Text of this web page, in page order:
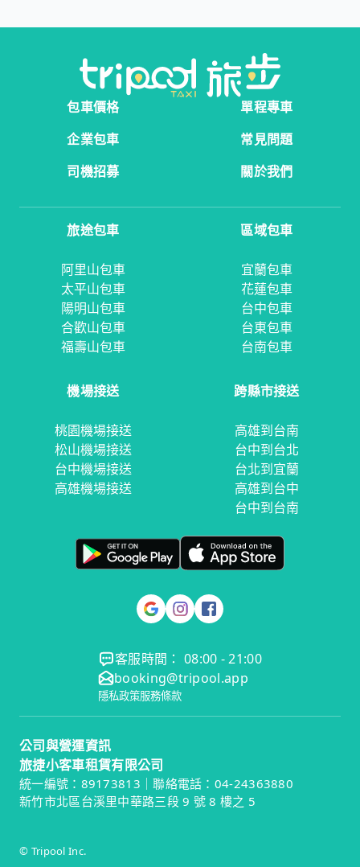
包車價格
單程專車
企業包車
常見問題
司機招募
關於我們
旅途包車
阿里山包車
太平山包車
陽明山包車
合歡山包車
福壽山包車
區域包車
宜蘭包車
花蓮包車
台中包車
台東包車
台南包車
機場接送
桃園機場接送
松山機場接送
台中機場接送
高雄機場接送
跨縣市接送
高雄到台南
台中到台北
台北到宜蘭
高雄到台中
台中到台南
客服時間： 08:00 - 21:00
booking@tripool.app
隱私政策服務條款
公司與營運資訊
旅捷小客車租賃有限公司
統一編號：89173813｜聯絡電話：04-24363880
新竹市北區台溪里中華路三段 9 號 8 樓之 5
© Tripool Inc.